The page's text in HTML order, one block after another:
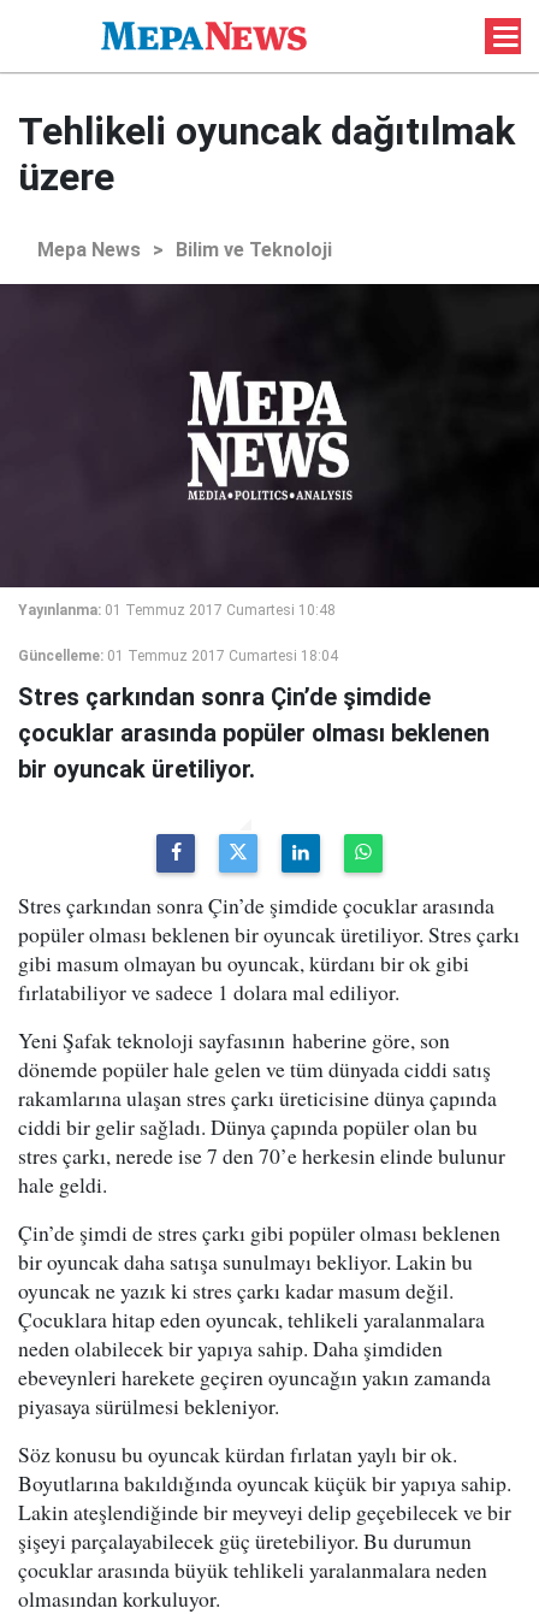
Tehlikeli oyuncak dağıtılmak
üzere
Mepa News > Bilim ve Teknoloji
Yayınlanma: 01 Temmuz 2017 Cumartesi 10:48
Güncelleme: 01 Temmuz 2017 Cumartesi 18:04
Stres çarkından sonra Çin’de şimdide
çocuklar arasında popüler olması beklenen
bir oyuncak üretiliyor.
Stres çarkından sonra Çin’de şimdide çocuklar arasında
popüler olması beklenen bir oyuncak üretiliyor. Stres çarkı
gibi masum olmayan bu oyuncak, kürdanı bir ok gibi
fırlatabiliyor ve sadece 1 dolara mal ediliyor.
Yeni Şafak teknoloji sayfasının haberine göre, son
dönemde popüler hale gelen ve tüm dünyada ciddi satış
rakamlarına ulaşan stres çarkı üreticisine dünya çapında
ciddi bir gelir sağladı. Dünya çapında popüler olan bu
stres çarkı, nerede ise 7 den 70’e herkesin elinde bulunur
hale geldi.
Çin’de şimdi de stres çarkı gibi popüler olması beklenen
bir oyuncak daha satışa sunulmayı bekliyor. Lakin bu
oyuncak ne yazık ki stres çarkı kadar masum değil.
Çocuklara hitap eden oyuncak, tehlikeli yaralanmalara
neden olabilecek bir yapıya sahip. Daha şimdiden
ebeveynleri harekete geçiren oyuncağın yakın zamanda
piyasaya sürülmesi bekleniyor.
Söz konusu bu oyuncak kürdan fırlatan yaylı bir ok.
Boyutlarına bakıldığında oyuncak küçük bir yapıya sahip.
Lakin ateşlendiğinde bir meyveyi delip geçebilecek ve bir
şişeyi parçalayabilecek güç üretebiliyor. Bu durumun
çocuklar arasında büyük tehlikeli yaralanmalara neden
olmasından korkuluyor.